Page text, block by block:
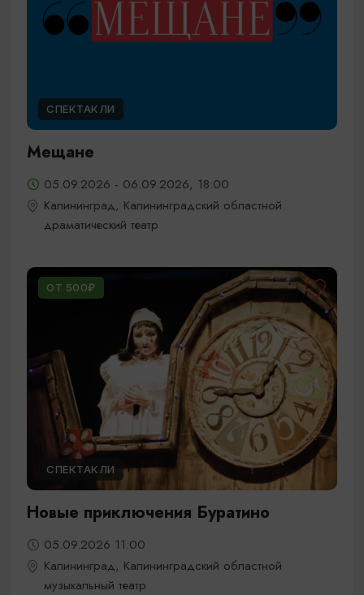
СПЕКТАКЛИ
Мещане
05.09.2026 - 06.09.2026, 18:00
Калининград, Калининградский областной
драматический театр
ОТ 500₽
СПЕКТАКЛИ
Новые приключения Буратино
05.09.2026 11:00
Калининград, Калининградский областной
музыкальный театр